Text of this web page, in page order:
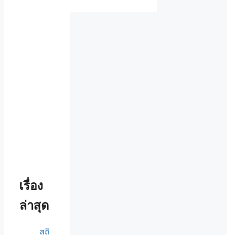
เรื่อง
ล่าสุด
สถิ